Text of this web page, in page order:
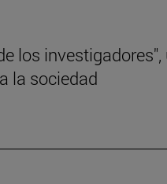
los investigadores",
la sociedad